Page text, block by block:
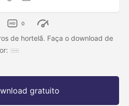
0
de hortelã. Faça o download de
gratuito